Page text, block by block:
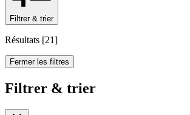
Filtrer & trier
Résultats [21]
Fermer les filtres
Filtrer & trier